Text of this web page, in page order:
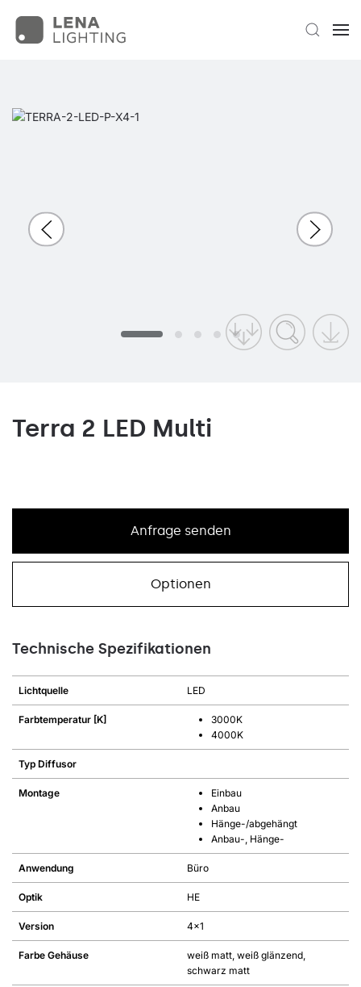
Terra 2 LED Multi
Anfrage senden
Optionen
Technische Spezifikationen
Lichtquelle LED
Farbtemperatur [K]
3000K
4000K
Typ Diffusor
Montage
Einbau
Anbau
Hänge-/abgehängt
Anbau-, Hänge-
Anwendung Büro
Optik HE
Version 4x1
Farbe Gehäuse
weiß matt, weiß glänzend,
schwarz matt